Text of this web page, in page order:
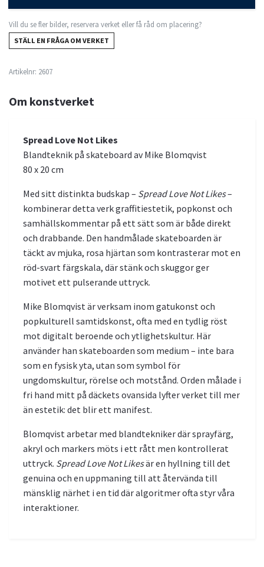
Vill du se fler bilder, reservera verket eller få råd om placering?
STÄLL EN FRÅGA OM VERKET
Artikelnr: 2607
Om konstverket
Spread Love Not Likes
Blandteknik på skateboard av Mike Blomqvist
80 x 20 cm
Med sitt distinkta budskap – Spread Love Not Likes–
kombinerar detta verk graffitiestetik, popkonst och
samhällskommentar på ett sätt som är både direkt
och drabbande. Den handmålade skateboarden är
täckt av mjuka, rosa hjärtan som kontrasterar mot en
röd-svart färgskala, där stänk och skuggor ger
motivet ett pulserande uttryck.
Mike Blomqvist är verksam inom gatukonst och
popkulturell samtidskonst, ofta med en tydlig röst
mot digitalt beroende och ytlighetskultur. Här
använder han skateboarden som medium – inte bara
som en fysisk yta, utan som symbol för
ungdomskultur, rörelse och motstånd. Orden målade i
fri hand mitt på däckets ovansida lyfter verket till mer
än estetik: det blir ett manifest.
Blomqvist arbetar med blandtekniker där sprayfärg,
akryl och markers möts i ett rått men kontrollerat
uttryck. Spread Love Not Likesär en hyllning till det
genuina och en uppmaning till att återvända till
mänsklig närhet i en tid där algoritmer ofta styr våra
interaktioner.